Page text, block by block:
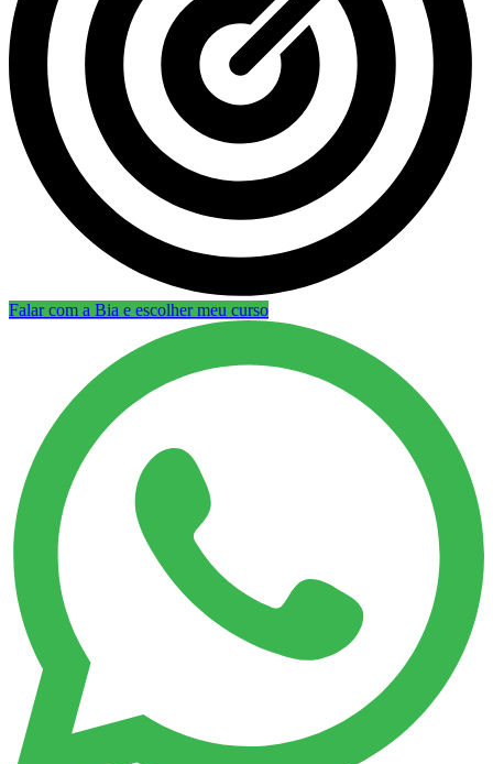
Falar com a Bia e escolher meu curso